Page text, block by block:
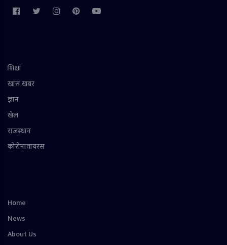
शिक्षा
खास खबर
ज्ञान
खेल
राजस्थान
कोरोनावायरस
Home
News
About Us